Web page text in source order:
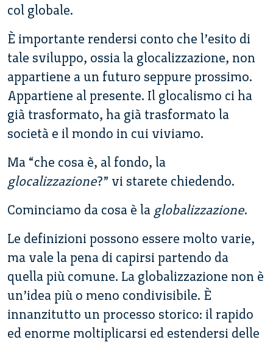
col globale.
È importante rendersi conto che l’esito di
tale sviluppo, ossia la glocalizzazione, non
appartiene a un futuro seppure prossimo.
Appartiene al presente. Il glocalismo ci ha
già trasformato, ha già trasformato la
società e il mondo in cui viviamo.
Ma “che cosa è, al fondo, la
glocalizzazione?” vi starete chiedendo.
Cominciamo da cosa è la globalizzazione.
Le definizioni possono essere molto varie,
ma vale la pena di capirsi partendo da
quella più comune. La globalizzazione non è
un’idea più o meno condivisibile. È
innanzitutto un processo storico: il rapido
ed enorme moltiplicarsi ed estendersi delle